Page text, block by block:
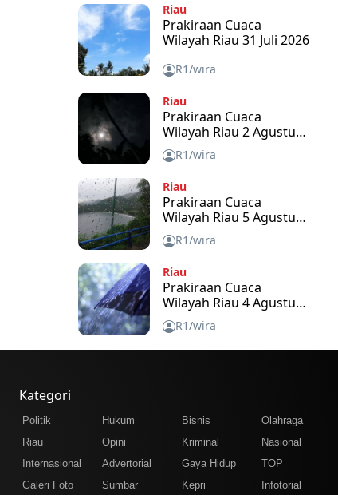
Riau
Prakiraan Cuaca
Wilayah Riau 31 Juli 2026
R1/wira
Riau
Prakiraan Cuaca
Wilayah Riau 2 Agustus
2026R1/wira
Riau
Prakiraan Cuaca
Wilayah Riau 5 Agustus
2026R1/wira
Riau
Prakiraan Cuaca
Wilayah Riau 4 Agustus
2026R1/wira
Kategori
Politik Hukum Bisnis
Olahraga
Riau
Opini Kriminal
Nasional
Internasional
Advertorial Gaya Hidup
TOP
Galeri Foto
Sumbar Kepri Infotorial